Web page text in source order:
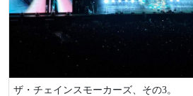
ザ・チェインスモーカーズ、その3。